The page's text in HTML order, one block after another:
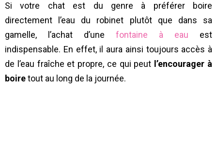
Si votre chat est du genre à préférer boire
directement l’eau du robinet plutôt que dans sa
gamelle, l’achat d’une fontaine à eau est
indispensable. En effet, il aura ainsi toujours accès à
de l’eau fraîche et propre, ce qui peut l’encourager à
boiretout au long de la journée.